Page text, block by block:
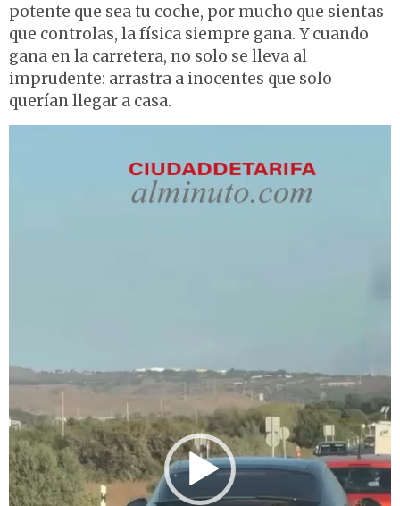
potente que sea tu coche, por mucho que sientas
que controlas, la física siempre gana. Y cuando
gana en la carretera, no solo se lleva al
imprudente: arrastra a inocentes que solo
querían llegar a casa.